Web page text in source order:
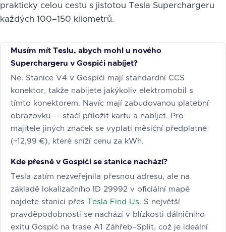
prakticky celou cestu s jistotou Tesla Superchargeru
každých 100–150 kilometrů.
Musím mít Teslu, abych mohl u nového
Superchargeru v Gospići nabíjet?
Ne. Stanice V4 v Gospići mají standardní CCS
konektor, takže nabijete jakýkoliv elektromobil s
tímto konektorem. Navíc mají zabudovanou platební
obrazovku — stačí přiložit kartu a nabíjet. Pro
majitele jiných značek se vyplatí měsíční předplatné
(~12,99 €), které sníží cenu za kWh.
Kde přesně v Gospići se stanice nachází?
Tesla zatím nezveřejnila přesnou adresu, ale na
základě lokalizačního ID 29992 v oficiální mapě
najdete stanici přes Tesla Find Us. S největší
pravděpodobností se nachází v blízkosti dálničního
exitu Gospić na trase A1 Záhřeb–Split, což je ideální